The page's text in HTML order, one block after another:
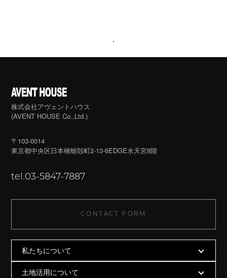
株式会社アヴェントハウス
(AVENT HOUSE Co.,Ltd.)
〒103-0014
東京都中央区日本橋蛎殻町2-13-6EDGE水天宮8階
tel.03-5847-7887
CONTACT FORM
私たちについて
土地活用について